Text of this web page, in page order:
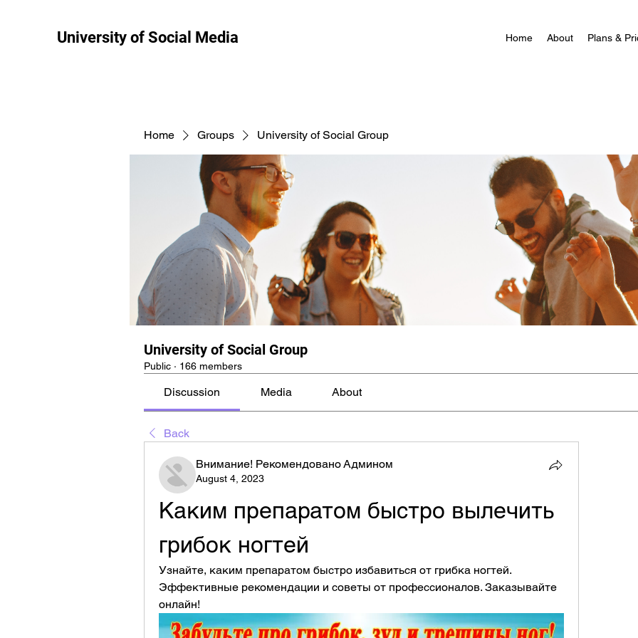
University of Social Media Home About Plans &
Home Groups University of Social Group
University of Social Group
Public · 166 members
Discussion Media About
Back
Внимание! Рекомендовано Админом
August 4, 2023
Каким препаратом быстро вылечить
грибок ногтей
Узнайте, каким препаратом быстро избавиться от грибка ногтей.
Эффективные рекомендации и советы от профессионалов. Заказывайте
онлайн!